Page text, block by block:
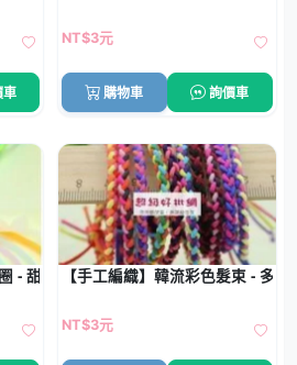
NT$3元
購物車 詢價車
- 甜美彈力手環髮束
【手工編織】韓流彩色髮束 - 多
NT$3元